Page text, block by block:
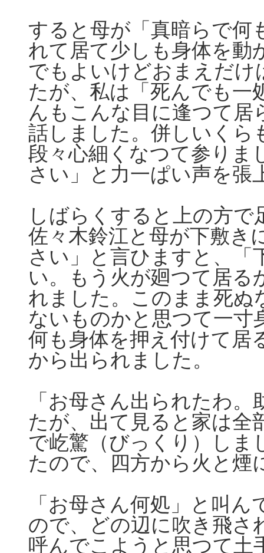
すると母が「真暗らで何
れて居て少しも身体を動
でもよいけどおまえだ
たが、私は「死んでも一
んもこんな目に逢つて
話しました。併しいくら
段々心細くなつて参りま
さい」と力一ぱい声を張
しばらくすると上の方
佐々木鈴江と母が下敷き
さい」と言ひますと、「
い。もう火が廻つて居る
れました。このまま死
ないものかと思つて一寸
何も身体を押え付けて居
から出られました。
「お母さん出られたわ
たが、出て見ると家は全
で屹驚（びっくり）しま
たので、四方から火と煙
「お母さん何処」と叫
ので、どの辺に吹き飛さ
呼んでこようと思つて土